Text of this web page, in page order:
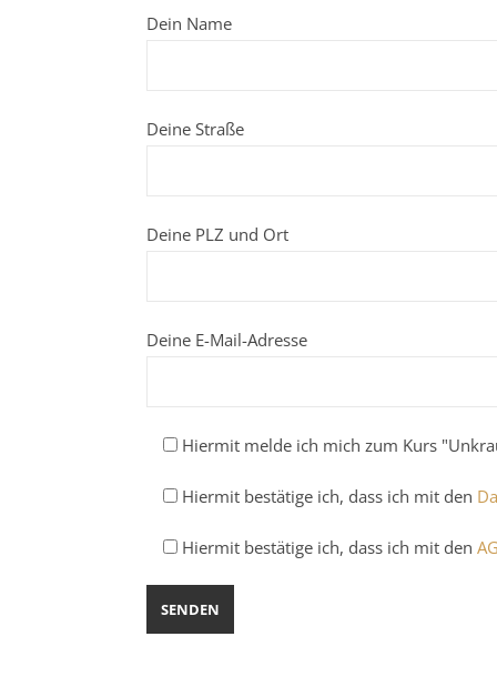
Dein Name
Deine Straße
Deine PLZ und Ort
Deine E-Mail-Adresse
Hiermit melde ich mich zum Kurs
Hiermit bestätige ich, dass ich mit den
Hiermit bestätige ich, dass ich mit den